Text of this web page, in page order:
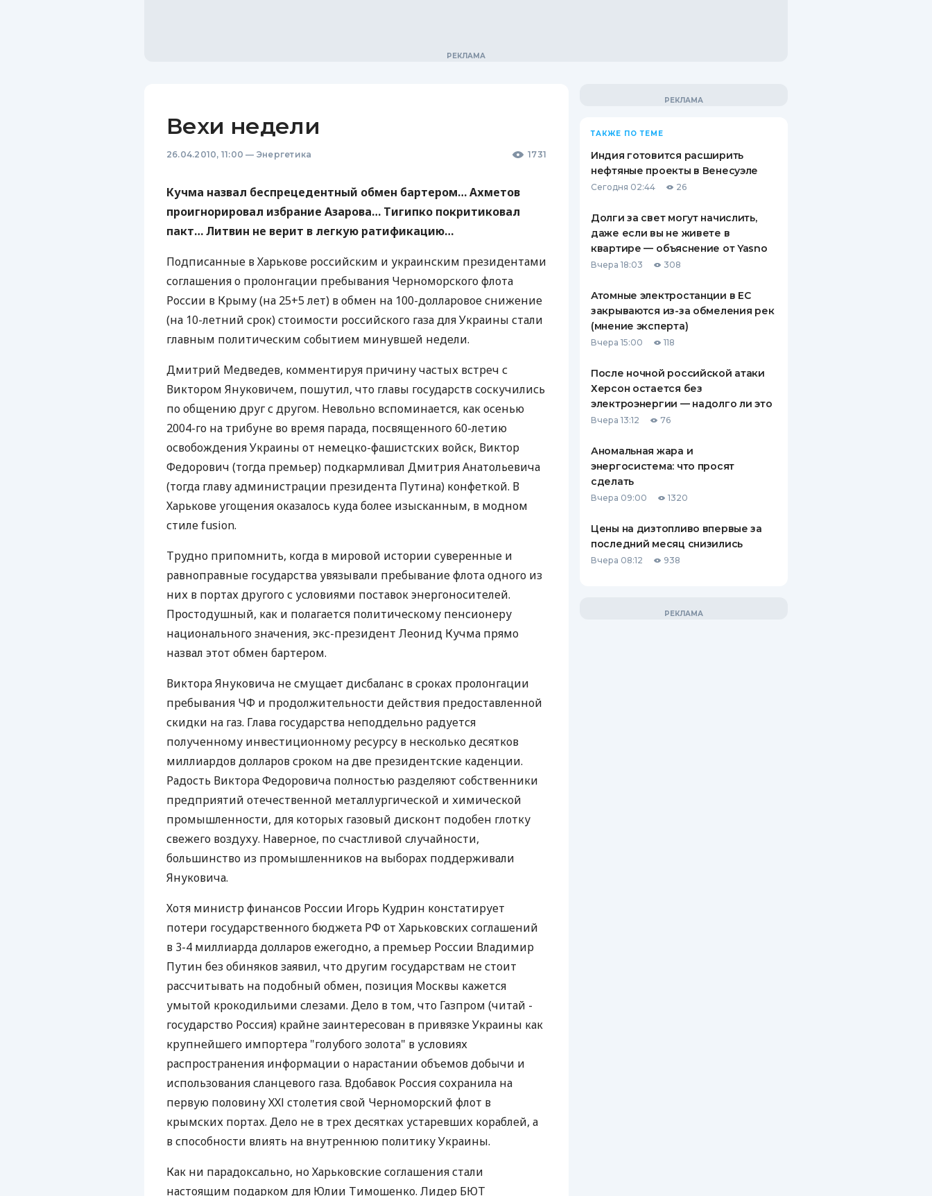
Вехи недели
26.04.2010, 11:00 — Энергетика 1731
Кучма назвал беспрецедентный обмен бартером… Ахметов
проигнорировал избрание Азарова… Тигипко покритиковал
пакт… Литвин не верит в легкую ратификацию…
Подписанные в Харькове российским и украинским президентами
соглашения о пролонгации пребывания Черноморского флота
России в Крыму (на 25+5 лет) в обмен на 100-долларовое снижение
(на 10-летний срок) стоимости российского газа для Украины стали
главным политическим событием минувшей недели.
Дмитрий Медведев, комментируя причину частых встреч с
Виктором Януковичем, пошутил, что главы государств соскучились
по общению друг с другом. Невольно вспоминается, как осенью
2004-го на трибуне во время парада, посвященного 60-летию
освобождения Украины от немецко-фашистских войск, Виктор
Федорович (тогда премьер) подкармливал Дмитрия Анатольевича
(тогда главу администрации президента Путина) конфеткой. В
Харькове угощения оказалось куда более изысканным, в модном
стиле fusion.
Трудно припомнить, когда в мировой истории суверенные и
равноправные государства увязывали пребывание флота одного из
них в портах другого с условиями поставок энергоносителей.
Простодушный, как и полагается политическому пенсионеру
национального значения, экс-президент Леонид Кучма прямо
назвал этот обмен бартером.
Виктора Януковича не смущает дисбаланс в сроках пролонгации
пребывания ЧФ и продолжительности действия предоставленной
скидки на газ. Глава государства неподдельно радуется
полученному инвестиционному ресурсу в несколько десятков
миллиардов долларов сроком на две президентские каденции.
Радость Виктора Федоровича полностью разделяют собственники
предприятий отечественной металлургической и химической
промышленности, для которых газовый дисконт подобен глотку
свежего воздуху. Наверное, по счастливой случайности,
большинство из промышленников на выборах поддерживали
Януковича.
Хотя министр финансов России Игорь Кудрин констатирует
потери государственного бюджета РФ от Харьковских соглашений
в 3-4 миллиарда долларов ежегодно, а премьер России Владимир
Путин без обиняков заявил, что другим государствам не стоит
рассчитывать на подобный обмен, позиция Москвы кажется
умытой крокодильими слезами. Дело в том, что Газпром (читай -
государство Россия) крайне заинтересован в привязке Украины как
крупнейшего импортера "голубого золота" в условиях
распространения информации о нарастании объемов добычи и
использования сланцевого газа. Вдобавок Россия сохранила на
первую половину ХХІ столетия свой Черноморский флот в
крымских портах. Дело не в трех десятках устаревших кораблей, а
в способности влиять на внутреннюю политику Украины.
Как ни парадоксально, но Харьковские соглашения стали
настоящим подарком для Юлии Тимошенко. Лидер БЮТ
ТАКЖЕ ПО ТЕМЕ
Индия готовится расширить
нефтяные проекты в Венесуэле
Сегодня 02:44 26
Долги за свет могут начислить,
даже если вы не живете в
квартире — объяснение от Yasno
Вчера 18:03 308
Атомные электростанции в ЕС
закрываются из-за обмеления рек
(мнение эксперта)
Вчера 15:00 118
После ночной российской атаки
Херсон остается без
электроэнергии — надолго ли это
Вчера 13:12 76
Аномальная жара и
энергосистема: что просят
сделать
Вчера 09:00 1320
Цены на дизтопливо впервые за
последний месяц снизились
Вчера 08:12 938